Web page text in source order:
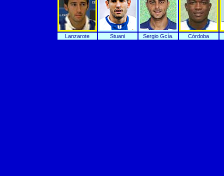
Lanzarote Stuani Sergio Gcía. Córdoba